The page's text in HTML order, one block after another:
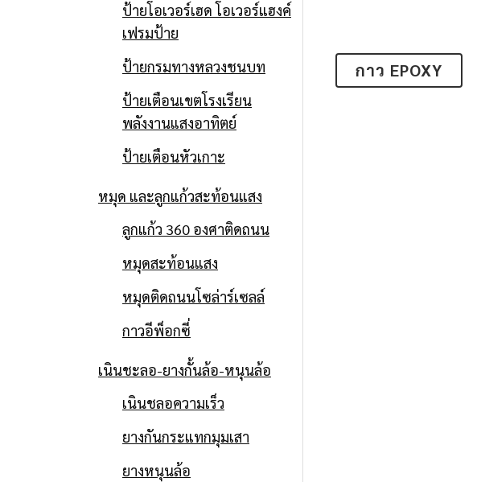
ป้ายโอเวอร์เฮด โอเวอร์แฮงค์
เฟรมป้าย
ป้ายกรมทางหลวงชนบท
ป้ายเตือนเขตโรงเรียน
พลังงานแสงอาทิตย์
ป้ายเตือนหัวเกาะ
หมุด และลูกแก้วสะท้อนแสง
ลูกแก้ว 360 องศาติดถนน
หมุดสะท้อนแสง
หมุดติดถนนโซล่าร์เซลล์
กาวอีพ็อกซี่
เนินชะลอ-ยางกั้นล้อ-หนุนล้อ
เนินชลอความเร็ว
ยางกันกระแทกมุมเสา
ยางหนุนล้อ
กาว EPOXY